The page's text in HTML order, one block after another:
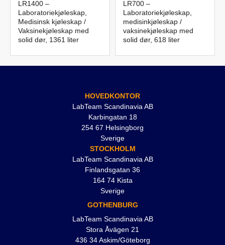
LR1400 –
Laboratoriekjøleskap,
Medisinsk kjøleskap /
Vaksinekjøleskap med
solid dør, 1361 liter
LR700 –
Laboratoriekjøleskap,
medisinkjøleskap /
vaksinekjøleskap med
solid dør, 618 liter
HOVEDKONTOR
LabTeam Scandinavia AB
Karbingatan 18
254 67 Helsingborg
Sverige
STOCKHOLM
LabTeam Scandinavia AB
Finlandsgatan 36
164 74 Kista
Sverige
GOTHENBURG
LabTeam Scandinavia AB
Stora Åvägen 21
436 34 Askim/Göteborg